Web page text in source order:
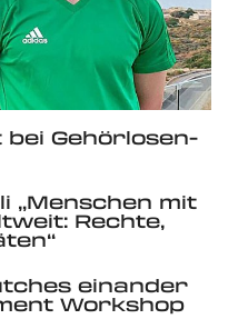
Gehörlosen-
„Menschen mit
Rechte,
einander
Workshop